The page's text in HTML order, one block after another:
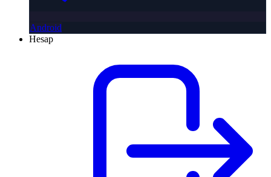
Android
Hesap